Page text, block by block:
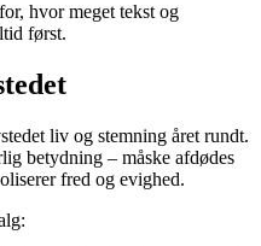
hvor meget tekst og
først.
liv og stemning året rundt.
betydning – måske afdødes
fred og evighed.